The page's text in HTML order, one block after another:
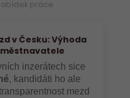
práce
v Česku: Výhoda
inzerátech sice
, kandidáti ho ale
mezd